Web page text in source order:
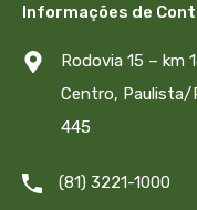
Informações de
Rodovia 15 – km
Centro, Paulista/
445
(81) 3221-1000